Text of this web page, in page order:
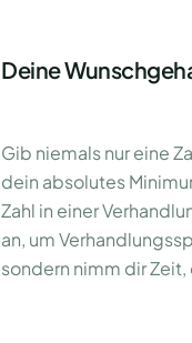
Deine
Gib niemals nur eine
dein absolutes
Zahl in einer
an, um
sondern nimm dir